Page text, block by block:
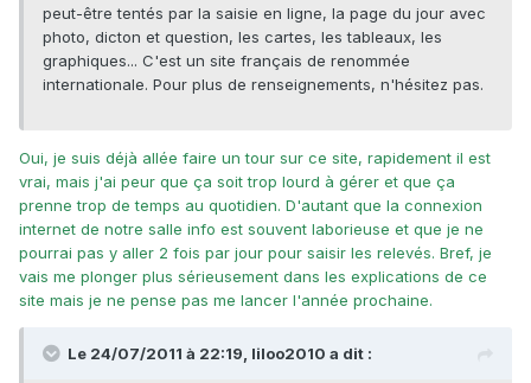
peut-être tentés par la saisie en ligne, la page du jour avec
photo, dicton et question, les cartes, les tableaux, les
graphiques... C'est un site français de renommée
internationale. Pour plus de renseignements, n'hésitez pas.
Oui, je suis déjà allée faire un tour sur ce site, rapidement il est
vrai, mais j'ai peur que ça soit trop lourd à gérer et que ça
prenne trop de temps au quotidien. D'autant que la connexion
internet de notre salle info est souvent laborieuse et que je ne
pourrai pas y aller 2 fois par jour pour saisir les relevés. Bref, je
vais me plonger plus sérieusement dans les explications de ce
site mais je ne pense pas me lancer l'année prochaine.
Le 24/07/2011 à 22:19, liloo2010 a dit :